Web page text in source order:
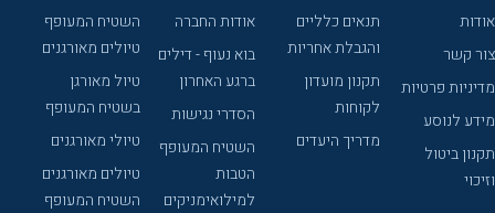
אודות
צור קשר
מדיניות פרטיות
מידע לנוסע
תקנון ביטול
וזיכוי
תנאים כלליים
והגבלת אחריות
תקנון מועדון
לקוחות
מדריך היעדים
אודות החברה
בוא נעוף - דילים
ברגע האחרון
הסדרי נגישות
השטיח המעופף
הטבות
למילואימניקים
השטיח המעופף
טיולים מאורגנים
טיול מאורגן
בשטיח המעופף
טיולי מאורגנים
טיולים מאורגנים
השטיח המעופף